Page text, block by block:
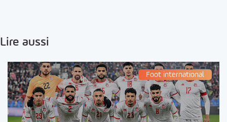
Lire aussi
Foot international